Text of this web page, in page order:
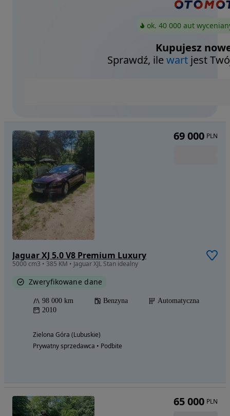
ok. 40 000 aut
Kupujesz
Sprawdź, ilewart jest
Jaguar XJ 5.0 V8 Premium Luxury
5000 cm3 • 385 KM • Jaguar XJL Stan idealny
Zweryfikowane dane
98 000 km Benzyna
Automatyczna
2010
Zielona Góra (Lubuskie)
Prywatny sprzedawca • Podbite
69 000 PLN
65 000 PLN